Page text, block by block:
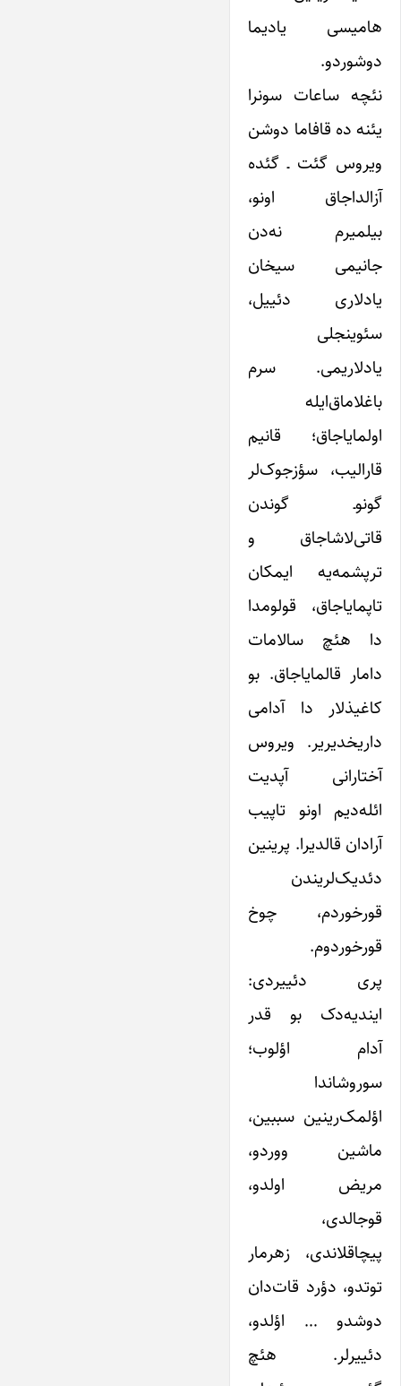
هامیسی یادیما
دوشوردو.
نئچه ساعات سونرا
یئنه ده قافاما دوشن
ویروس گئت ـ گئده
آزالداجاق اونو،
بیلمیرم نه‌دن
جانیمی سیخان
یادلاری دئییل،
سئوینجلی
یادلاریمی. سرم
باغلاماق‌ایله
اولمایاجاق؛ قانیم
قارالیب، سؤزجوک‌لر
گونوـ گوندن
قاتی‌لاشاجاق و
ترپشمه‌یه ایمکان
تاپمایاجاق‌، قولومدا
دا هئچ سالامات
دامار قالمایاجاق. بو
کاغیذلار دا آدامی
داریخدیریر. ویروس
آختارانی آپدیت
ائله‌دیم اونو تاپیب
آرادان قالدیرا. پرینین
دئدیک‌لریندن
قورخوردم، چوخ
قورخوردوم.
پری دئییردی:
ایندیه‌دک بو قدر
آدام اؤلوب؛
سوروشاندا
اؤلمک‌رینین سببین،
ماشین ووردو،
مریض اولدو،
قوجالدی،
پیچاقلاندی، زهرمار
توتدو، دؤرد قات‌دان
دوشدو … اؤلدو،
دئییرلر. هئچ